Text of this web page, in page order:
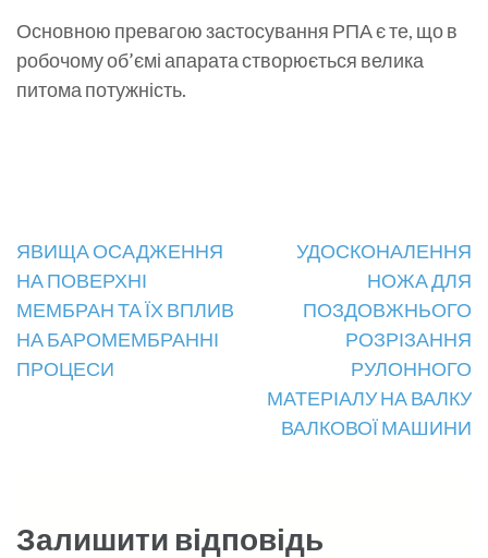
Основною превагою застосування РПА є те, що в
робочому об’ємі апарата створюється велика
питома потужність.
Навігація
записів
ЯВИЩА ОСАДЖЕННЯ
НА ПОВЕРХНІ
МЕМБРАН ТА ЇХ ВПЛИВ
НА БАРОМЕМБРАННІ
ПРОЦЕСИ
УДОСКОНАЛЕННЯ
НОЖА ДЛЯ
ПОЗДОВЖНЬОГО
РОЗРІЗАННЯ
РУЛОННОГО
МАТЕРІАЛУ НА ВАЛКУ
ВАЛКОВОЇ МАШИНИ
Залишити відповідь